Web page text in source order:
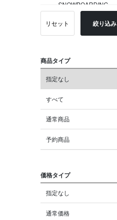
SNOWBOARDING
リセット 絞り込み
商品タイプ
指定なし
すべて
通常商品
予約商品
価格タイプ
指定なし
通常価格